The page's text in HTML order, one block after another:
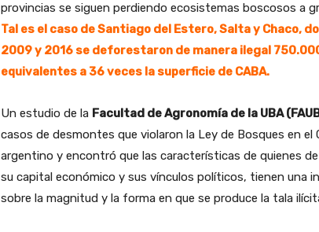
provincias se siguen perdiendo ecosistemas boscosos a
Tal es el caso de Santiago del Estero, Salta y Chaco,
2009 y 2016 se deforestaron de manera ilegal
equivalentes a 36 veces la superficie de CABA.
Un estudio de la Facultad de Agronomía de la UBA
casos de desmontes que violaron la Ley de Bosques en el
argentino y encontró que las características de quienes
su capital económico y sus vínculos políticos, tienen una
sobre la magnitud y la forma en que se produce la tala